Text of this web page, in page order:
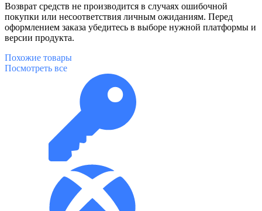
Возврат средств не производится в случаях ошибочной
покупки или несоответствия личным ожиданиям. Перед
оформлением заказа убедитесь в выборе нужной платформы и
версии продукта.
Похожие товары
Посмотреть все